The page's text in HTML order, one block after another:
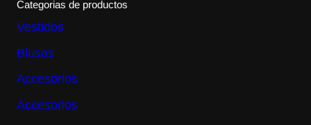
Categorias de productos
Vestidos
Blusas
Accesorios
Accesorios